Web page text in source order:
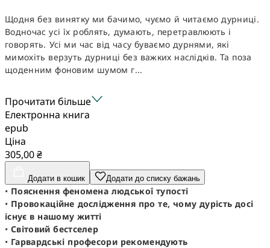
Щодня без винятку ми бачимо, чуємо й читаємо дурниці.
Водночас усі їх роблять, думають, перетравлюють і
говорять. Усі ми час від часу буваємо дурнями, які
мимохіть верзуть дурниці без важких наслідків. Та поза
щоденним фоновим шумом г...
Прочитати більше
Електронна книга
epub
Ціна
305,00 ₴
Додати в кошик Додати до списку бажань
• Пояснення феномена людської тупості
• Провокаційне дослідження про те, чому дурість досі
існує в нашому житті
•Світовий бестселер
• Гарвардські професори рекомендують